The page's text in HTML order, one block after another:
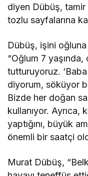
diyen Dübüş,
tozlu sayfalarına
Dübüş, işini
“Oğlum 7
tutturuyoruz. ‘Baba
diyorum, söküyor
Bizde her doğan
kullanıyor. Ayrıca,
yaptığını, büyük
önemli bir saatçi
Murat Dübüş,